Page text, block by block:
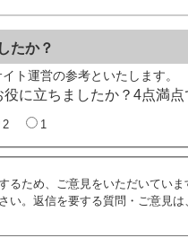
たか？
ト運営の参考といたします。
に立ちましたか？4点満点
2 1
るため、ご意見をいただいてい
い。返信を要する質問・ご意見